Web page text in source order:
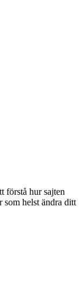
förstå hur sajten
som helst ändra ditt